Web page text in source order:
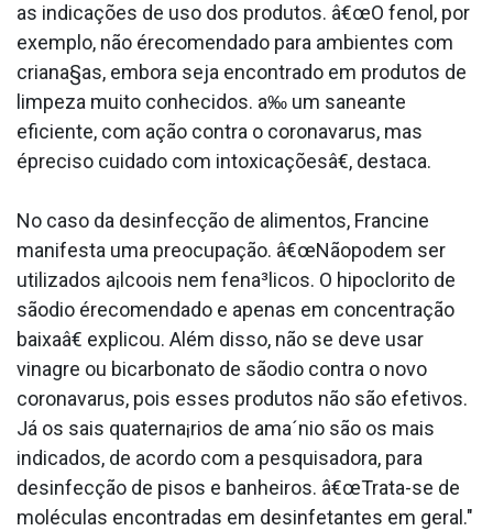
as indicações de uso dos produtos. â€œO fenol, por
exemplo, não érecomendado para ambientes com
criana§as, embora seja encontrado em produtos de
limpeza muito conhecidos. a‰ um saneante
eficiente, com ação contra o coronava­rus, mas
épreciso cuidado com intoxicaçõesâ€, destaca.
No caso da desinfecção de alimentos, Francine
manifesta uma preocupação. â€œNãopodem ser
utilizados a¡lcoois nem fena³licos. O hipoclorito de
sãodio érecomendado e apenas em concentração
baixaâ€ explicou. Além disso, não se deve usar
vinagre ou bicarbonato de sãodio contra o novo
coronava­rus, pois esses produtos não são efetivos.
Já os sais quaterna¡rios de ama´nio são os mais
indicados, de acordo com a pesquisadora, para
desinfecção de pisos e banheiros. â€œTrata-se de
moléculas encontradas em desinfetantes em geral."